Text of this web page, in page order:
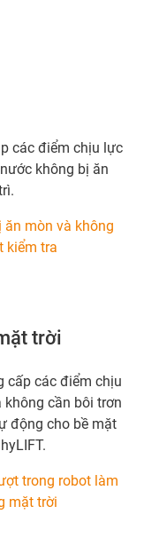
các điểm chịu lực
không bị ăn
mòn và không
kiểm tra
trời
cấp các điểm chịu
cần bôi trơn
động cho bề mặt
trong robot làm
mặt trời